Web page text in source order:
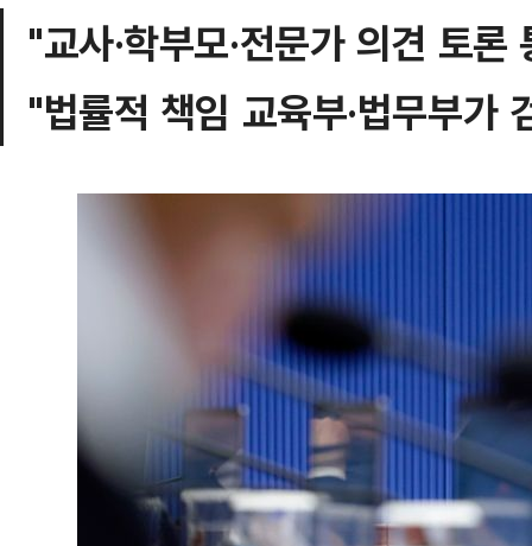
"교사·학부모·전문가 의견 토론
"법률적 책임 교육부·법무부가